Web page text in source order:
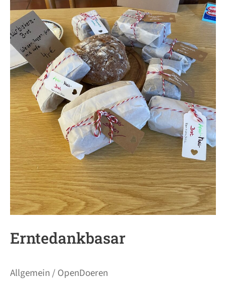
Erntedankbasar
Allgemein/ OpenDoeren